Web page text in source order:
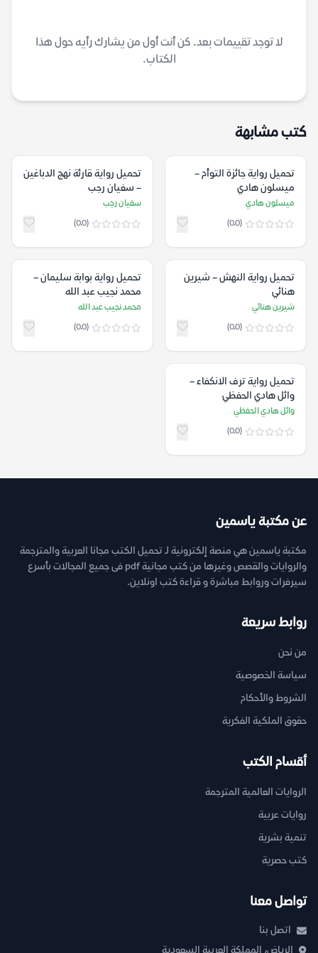
لا توجد تقييمات بعد. كن أنت أول من يشارك رأيه حول هذا
الكتاب.
كتب مشابهة
تحميل رواية جائزة التوأم –
ميسلون هادي
ميسلون هادي
(0.0)
تحميل رواية قارئة نهج الدباغين
– سفيان رجب
سفيان رجب
(0.0)
تحميل رواية النهش – شيرين
هنائي
شيرين هنائي
(0.0)
تحميل رواية بوابة سليمان –
محمد نجيب عبد الله
محمد نجيب عبد الله
(0.0)
تحميل رواية ترف الانكفاء –
وائل هادي الحفظي
وائل هادي الحفظي
(0.0)
عن مكتبة ياسمين
مكتبة ياسمين هي منصة إلكترونية لـ تحميل الكتب مجانا العربية والمترجمة
والروايات والقصص وغيرها من كتب مجانية pdf فى جميع المجالات بأسرع
سيرفرات وروابط مباشرة و قراءة كتب اونلاين.
روابط سريعة
من نحن
سياسة الخصوصية
الشروط والأحكام
حقوق الملكية الفكرية
أقسام الكتب
الروايات العالمية المترجمة
روايات عربية
تنمية بشرية
كتب حصرية
تواصل معنا
اتصل بنا